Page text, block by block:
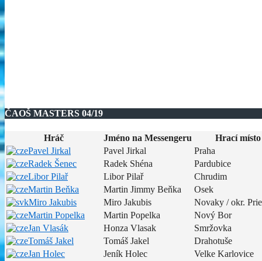
ČAOŠ MASTERS 04/19
Hráč Jméno na Messengeru
Hrací místo
Pavel Jirkal
Pavel Jirkal
Praha
Radek Šenec
Radek Shéna
Pardubice
Libor Pilař
Libor Pilař
Chrudim
Martin Beňka
Martin Jimmy Beňka
Osek
Miro Jakubis
Miro Jakubis
Novaky / okr.
Martin Popelka
Martin Popelka
Nový Bor
Jan Vlasák
Honza Vlasak
Smržovka
Tomáš Jakel
Tomáš Jakel
Drahotuše
Jan Holec
Jeník Holec Velke Karlovice